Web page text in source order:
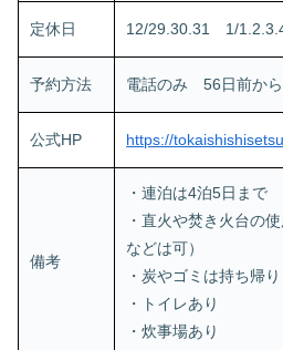
定休日 12/29.30.31 1/
予約方法 電話のみ 56日前か
公式HP https://
備考
・連泊は4泊5日まで
・直火や焚き火台の
などは可）
・炭やゴミは持ち帰り
・トイレあり
・炊事場あり